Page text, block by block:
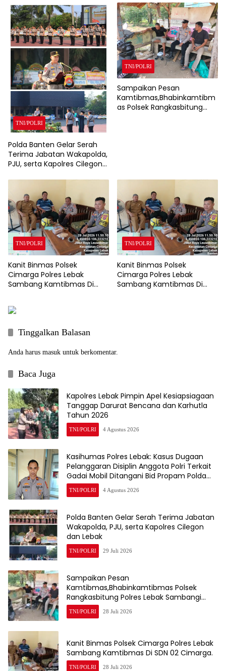
Propam Polda Banten
TNI/POLRI
Polda Banten Gelar Serah
Terima Jabatan Wakapolda,
PJU, serta Kapolres Cilegon
TNI/POLRI
Sampaikan Pesan
Kamtibmas,Bhabinkamtibm
as Polsek Rangkasbitung
TNI/POLRI
Kanit Binmas Polsek
Cimarga Polres Lebak
Sambang Kamtibmas Di
TNI/POLRI
Kanit Binmas Polsek
Cimarga Polres Lebak
Sambang Kamtibmas Di
Tinggalkan Balasan
Anda harus masuk untuk berkomentar.
Baca Juga
Kapolres Lebak Pimpin Apel Kesiapsiagaan
Tanggap Darurat Bencana dan Karhutla
Tahun 2026
TNI/POLRI 4 Agustus 2026
Kasihumas Polres Lebak: Kasus Dugaan
Pelanggaran Disiplin Anggota Polri Terkait
Gadai Mobil Ditangani Bid Propam Polda
Banten
TNI/POLRI 4 Agustus 2026
Polda Banten Gelar Serah Terima Jabatan
Wakapolda, PJU, serta Kapolres Cilegon
dan Lebak
TNI/POLRI 29 Juli 2026
Sampaikan Pesan
Kamtibmas,Bhabinkamtibmas Polsek
Rangkasbitung Polres Lebak Sambangi
Warga Kampung Cisalam
TNI/POLRI 28 Juli 2026
Kanit Binmas Polsek Cimarga Polres Lebak
Sambang Kamtibmas Di SDN 02 Cimarga.
TNI/POLRI 28 Juli 2026